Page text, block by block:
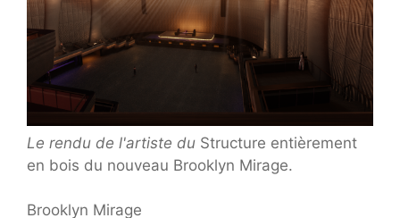
Le rendu de l'artiste du Structure entièrement
en bois du nouveau Brooklyn Mirage.
Brooklyn Mirage